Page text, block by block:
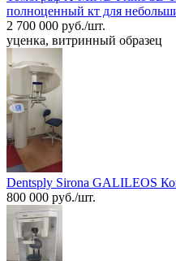
полноценный кт для
2 700 000 руб./шт.
уценка, витринный образец
Dentsply Sirona GALILEOS
800 000 руб./шт.